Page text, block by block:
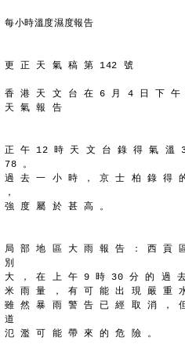
每小時溫度濕度報告
更 正 天 氣 稿 第 142 號
香 港 天 文 台 在 6 月 4 日 下
天 氣 報 告
正 午 12 時 天 文 台 錄 得 氣 溫
78 。
過 去 一 小 時 ， 京 士 柏 錄 得
，
強 度 屬 於 甚 高 。
局 部 地 區 大 雨 報 告 ： 西 貢
別
大 ， 在 上 午 9 時 30 分 的 過
米 雨 量 ， 有 可 能 出 現 嚴 重
雖 然 暴 雨 警 告 已 經 取 消 ，
道
氾 濫 可 能 帶 來 的 危 險 。